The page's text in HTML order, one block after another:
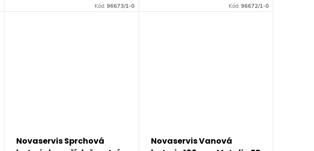
Kód: 96673/1-0 Kód: 96672/1-0
Novaservis Sprchová
Novaservis Vanová